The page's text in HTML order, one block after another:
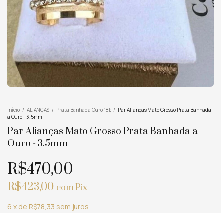
Início / ALIANÇAS / Prata Banhada Ouro 18k / Par Alianças Mato Grosso Prata Banhada
a Ouro - 3.5mm
Par Alianças Mato Grosso Prata Banhada a
Ouro - 3.5mm
R$470,00
R$423,00 com Pix
6 x de R$78,33 sem juros